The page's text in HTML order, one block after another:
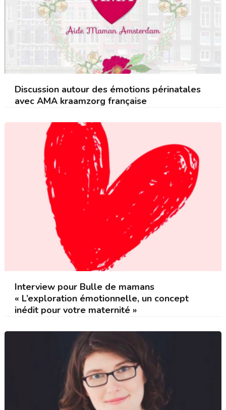
Discussion autour des émotions périnatales
avec AMA kraamzorg française
Interview pour Bulle de mamans
« L’exploration émotionnelle, un concept
inédit pour votre maternité »